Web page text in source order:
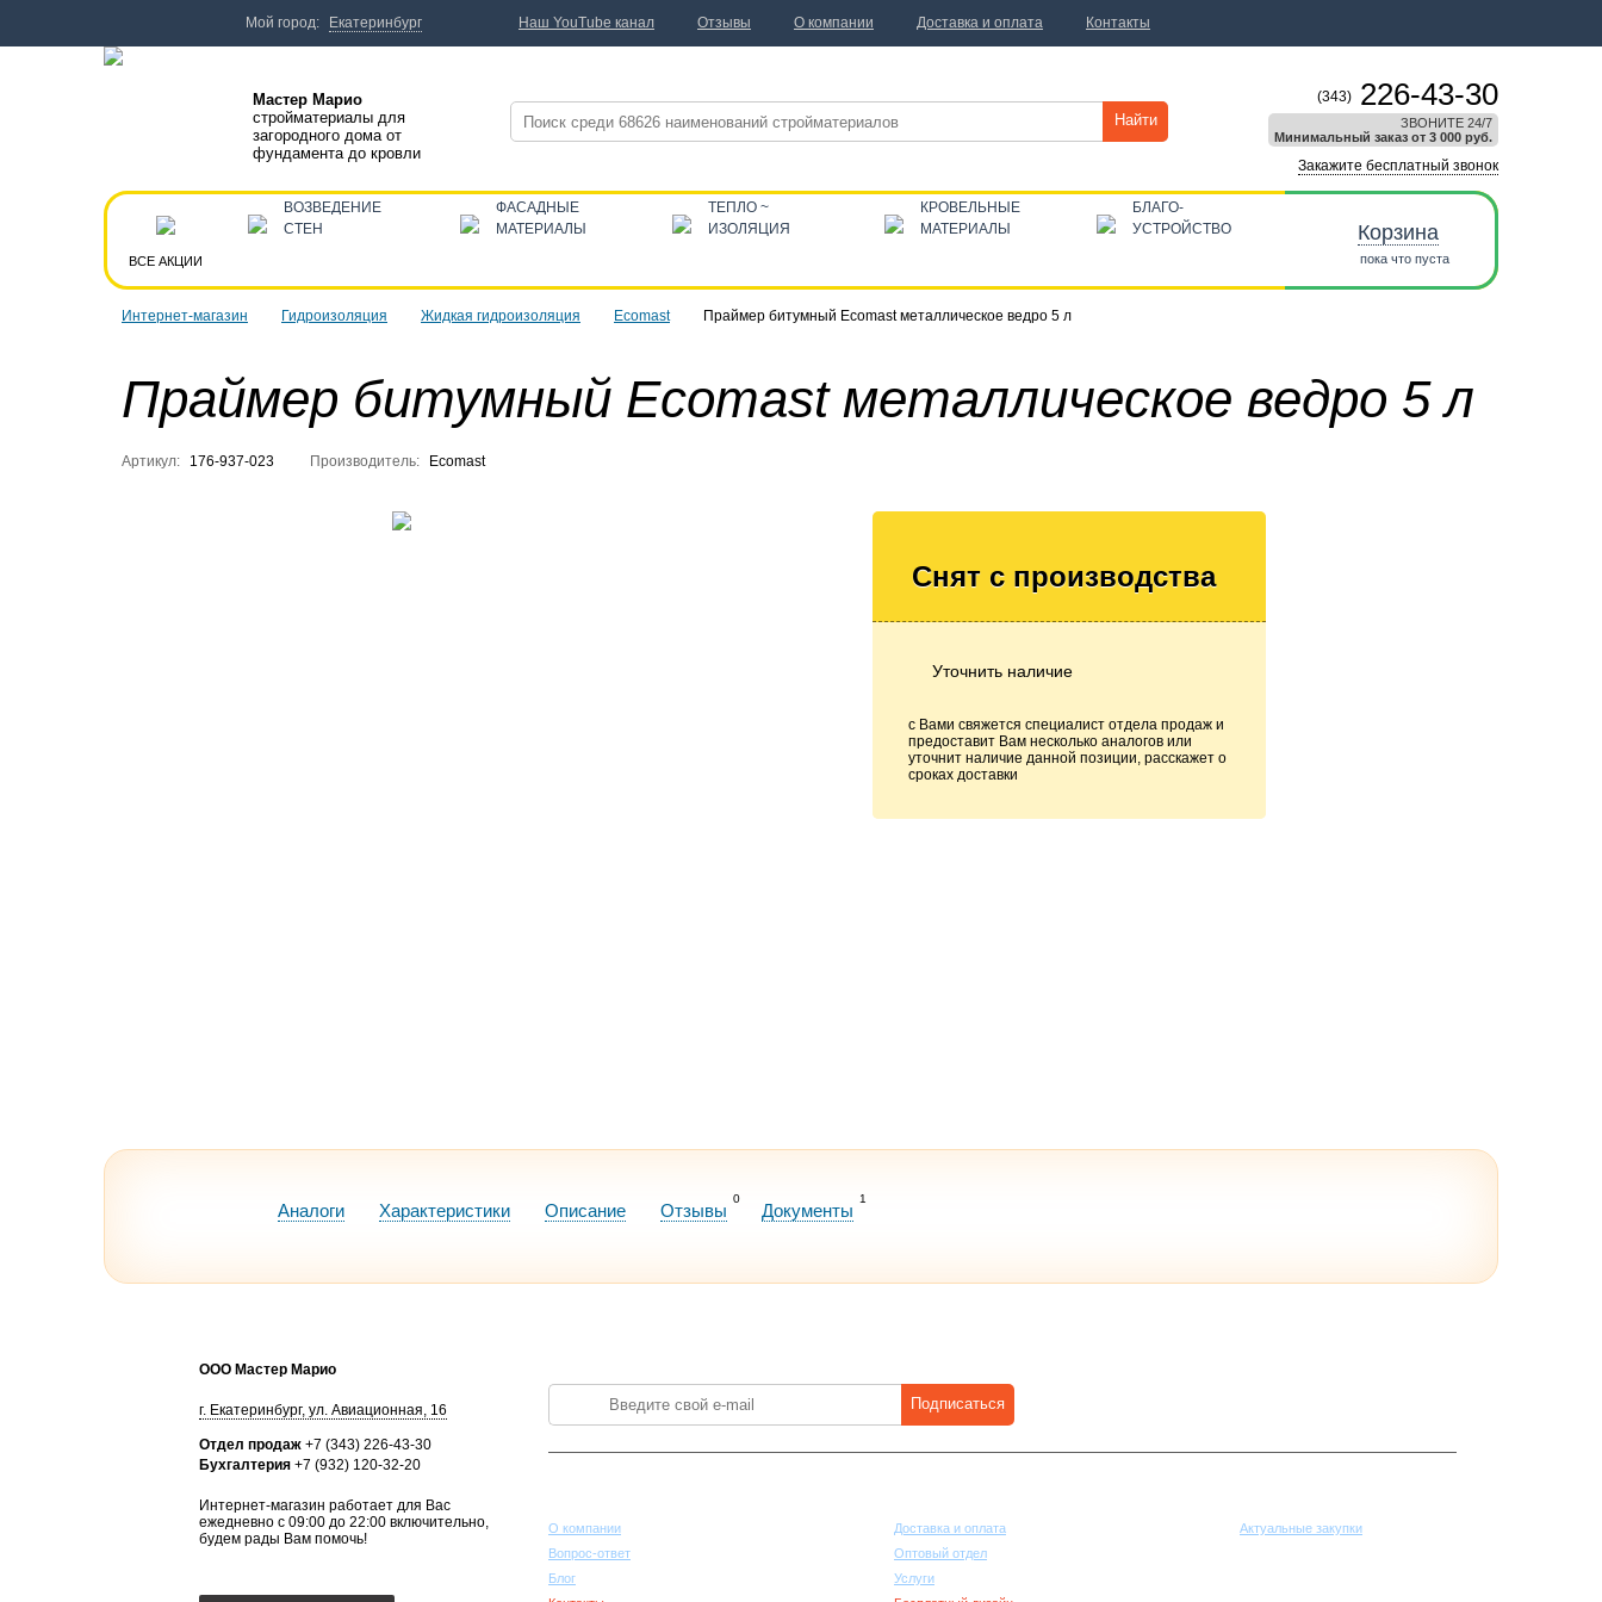
Интернет-магазин Гидроизоляция Жидкая гидроизоляция Ecomast Праймер битумный Ecomast металлическое ведро 5 л
Праймер битумный Ecomast металлическое ведро 5 л
Артикул: 176-937-023 Производитель: Ecomast
Снят с производства
Уточнить наличие
с Вами свяжется специалист отдела продаж и
предоставит Вам несколько аналогов или
уточнит наличие данной позиции, расскажет о
сроках доставки
Аналоги Характеристики Описание Отзывы
0
Документы
1
Мастер Марио
стройматериалы для
загородного дома от
фундамента до кровли
Найти
(343) 226-43-30
ЗВОНИТЕ 24/7
Минимальный заказ от 3 000 руб.
Закажите бесплатный звонок
ВСЕ АКЦИИ
ВОЗВЕДЕНИЕ
СТЕН
ФАСАДНЫЕ
МАТЕРИАЛЫ
ТЕПЛО ~
ИЗОЛЯЦИЯ
КРОВЕЛЬНЫЕ
МАТЕРИАЛЫ
БЛАГО-
УСТРОЙСТВО
Корзина
пока что пуста
ООО Мастер Марио
г. Екатеринбург, ул. Авиационная, 16
Отдел продаж +7 (343) 226-43-30
Бухгалтерия +7 (932) 120-32-20
Интернет-магазин работает для Вас
ежедневно с 09:00 до 22:00 включительно,
будем рады Вам помочь!
Подписаться
О компании
Вопрос-ответ
Блог
Доставка и оплата
Оптовый отдел
Услуги
Актуальные закупки
Мой город: Екатеринбург Наш YouTube канал Отзывы О компании Доставка и оплата Контакты